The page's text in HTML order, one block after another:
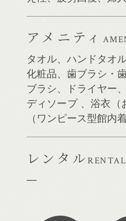
アメニティ
タオル、ハンドタオ
化粧品、歯ブラシ・
ブラシ、ドライヤー
ディソープ 、浴衣（
（ワンピース型館内
レンタルRENTAL